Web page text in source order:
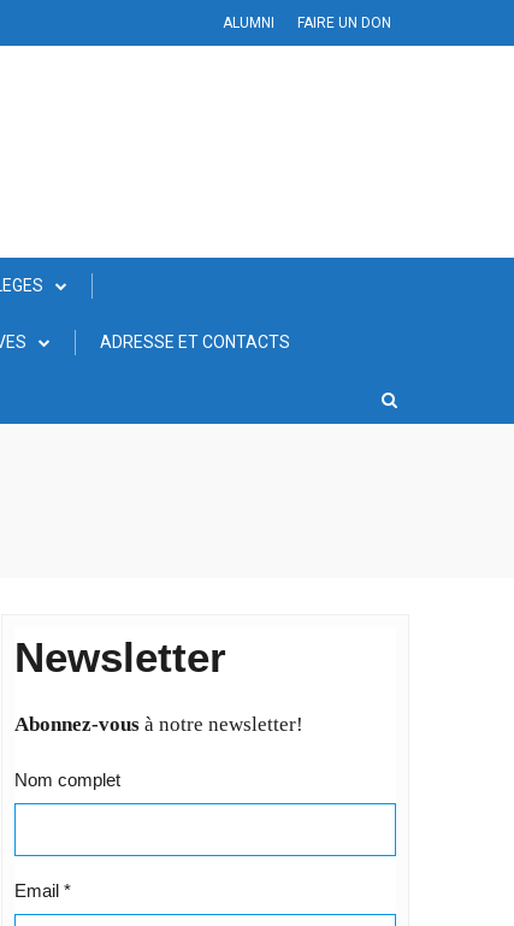
ALUMNI FAIRE UN DON
ADRESSE ET CONTACTS
Newsletter
Abonnez-vousà notre newsletter!
Nom complet
Email *